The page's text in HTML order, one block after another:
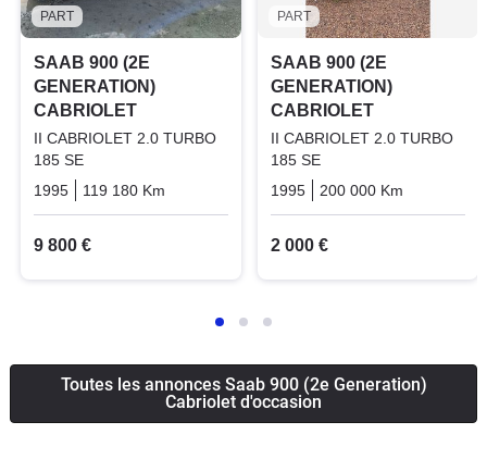
PART
SAAB 900 (2E
GENERATION)
CABRIOLET
II CABRIOLET 2.0 TURBO
185 SE
1995
119 180 Km Essence
9 800 €
PART
SAAB 900 (2E
GENERATION)
CABRIOLET
II CABRIOLET 2.0 TURBO
185 SE
1995
200 000 Km
2 000 €
Toutes les annonces Saab 900 (2e Generation)
Cabriolet d'occasion